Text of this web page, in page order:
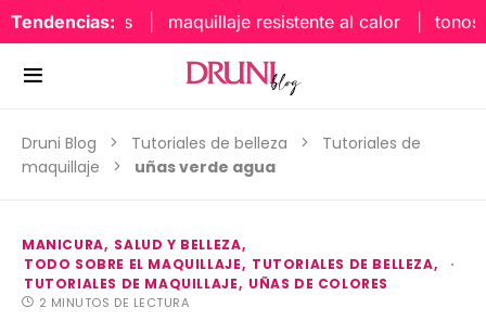
Tendencias: maquillaje resistente al calor tonos
Druni Blog Tutoriales de belleza
Tutoriales de
maquillaje
uñas verde agua
MANICURA
SALUD Y BELLEZA
TODO SOBRE EL MAQUILLAJE
TUTORIALES DE BELLEZA
TUTORIALES DE MAQUILLAJE
UÑAS DE COLORES
2 MINUTOS DE LECTURA